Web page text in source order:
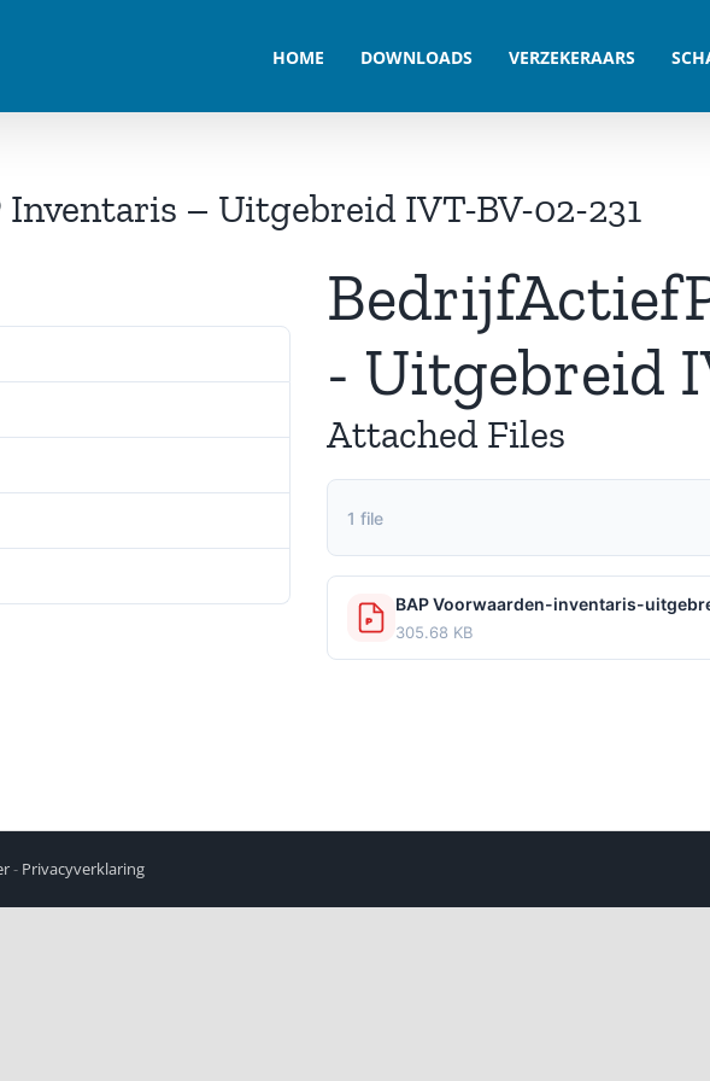
HOME DOWNLOADS VERZEKERAARS
– Uitgebreid IVT-BV-02-231
- Uitgebreid
Attached Files
1 file
BAP Voorwaarden-inventaris-
305.68 KB
- Privacyverklaring